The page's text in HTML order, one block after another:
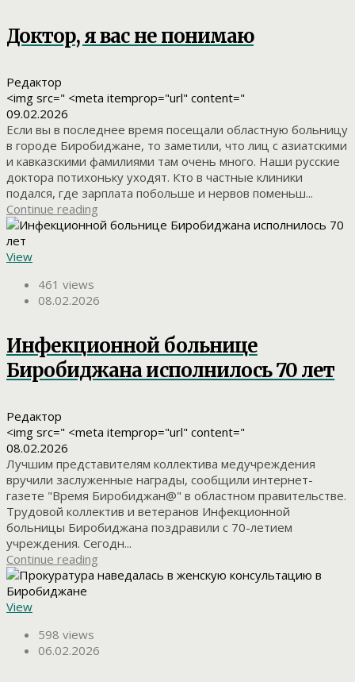
Доктор, я вас не понимаю
Редактор
<img src=" <meta itemprop="url" content="
09.02.2026
Если вы в последнее время посещали областную больницу
в городе Биробиджане, то заметили, что лиц с азиатскими
и кавказскими фамилиями там очень много. Наши русские
доктора потихоньку уходят. Кто в частные клиники
подался, где зарплата побольше и нервов поменьш...
Continue reading
View
461 views
08.02.2026
Инфекционной больнице
Биробиджана исполнилось 70 лет
Редактор
<img src=" <meta itemprop="url" content="
08.02.2026
Лучшим представителям коллектива медучреждения
вручили заслуженные награды, сообщили интернет-
газете "Время Биробиджан@" в областном правительстве.
Трудовой коллектив и ветеранов Инфекционной
больницы Биробиджана поздравили с 70-летием
учреждения. Сегодн...
Continue reading
View
598 views
06.02.2026